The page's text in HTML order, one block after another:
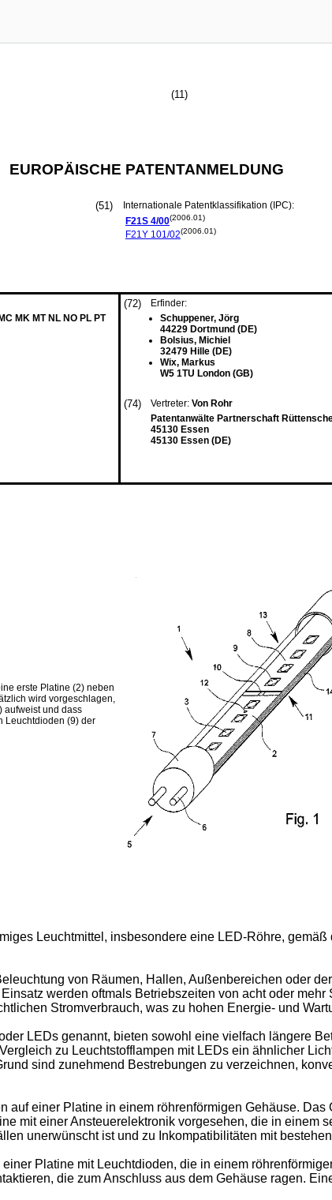
(11)
EUROPÄISCHE PATENTANMELDUNG
(51)
Internationale Patentklassifikation (IPC):
F21S 4/00(2006.01)
F21Y 101/02(2006.01)
MK MT NL NO PL PT
(72)
Erfinder:
Schuppener, Jörg
44229 Dortmund (DE)
Bolsius, Michiel
32479 Hille (DE)
Wix, Markus
W5 1TU London (GB)
(74) Vertreter: Von Rohr
Patentanwälte Partnerschaft
45130 Essen
45130 Essen (DE)
erste Platine (2) neben
wird vorgeschlagen,
aufweist und dass
Leuchtdioden (9) der
Leuchtmittel, insbesondere eine LED-Röhre,
von Räumen, Hallen, Außenbereichen oder
werden oftmals Betriebszeiten von acht oder
Stromverbrauch, was zu hohen Energie- und
LEDs genannt, bieten sowohl eine vielfach längere
zu Leuchtstofflampen mit LEDs ein ähnlicher
sind zunehmend Bestrebungen zu verzeichnen,
auf einer Platine in einem röhrenförmigen Gehäuse.
mit einer Ansteuerelektronik vorgesehen, die in einem
unerwünscht ist und zu Inkompatibilitäten mit
Platine mit Leuchtdioden, die in einem
die zum Anschluss aus dem Gehäuse ragen.